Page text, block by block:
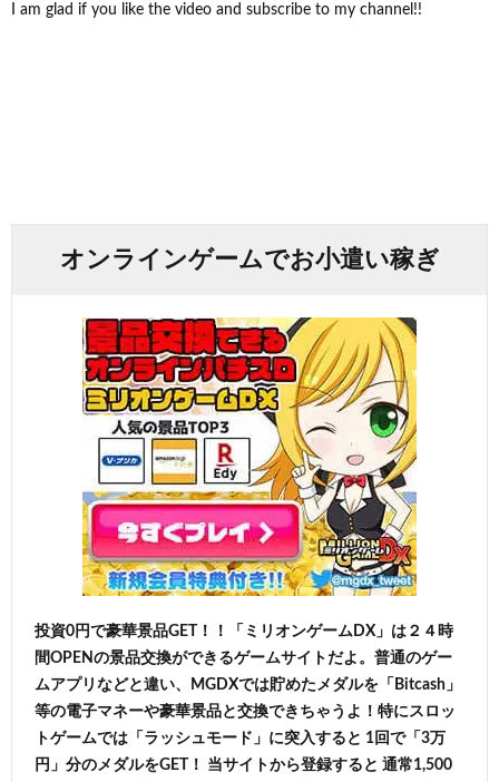
I am glad if you like the video and subscribe to my channel!!
オンラインゲームでお小遣い稼ぎ
投資0円で豪華景品GET！！「ミリオンゲームDX」は２４時
間OPENの景品交換ができるゲームサイトだよ。普通のゲー
ムアプリなどと違い、MGDXでは貯めたメダルを「Bitcash」
等の電子マネーや豪華景品と交換できちゃうよ！特にスロッ
トゲームでは「ラッシュモード」に突入すると 1回で「3万
円」分のメダルをGET！ 当サイトから登録すると 通常1,500